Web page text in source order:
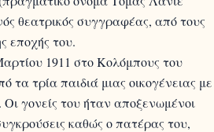
θεατρικός συγγραφέας, από τους
εποχής του.
1911 στο Κολόμπους του
τα τρία παιδιά μιας οικογένειας με
γονείς του ήταν αποξενωμένοι
καθώς ο πατέρας του,